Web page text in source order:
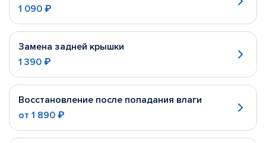
1 090 ₽
Замена задней крышки
1 390 ₽
Восстановление после попадания влаги
от 1 890 ₽